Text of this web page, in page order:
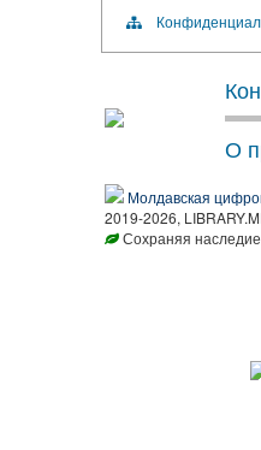
О
Молдавская
2019-2026,
Сохраняя